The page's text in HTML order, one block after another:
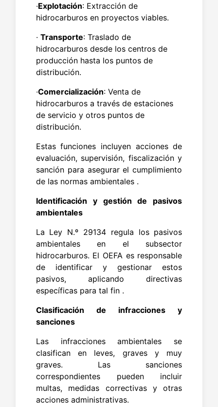
·Explotación: Extracción de
hidrocarburos en proyectos viables.
· Transporte: Traslado de
hidrocarburos desde los centros de
producción hasta los puntos de
distribución.
·Comercialización: Venta de
hidrocarburos a través de estaciones
de servicio y otros puntos de
distribución.
Estas funciones incluyen acciones de
evaluación, supervisión, fiscalización y
sanción para asegurar el cumplimiento
de las normas ambientales .
Identificación y gestión de pasivos
ambientales
La Ley N.º 29134 regula los pasivos
ambientales en el subsector
hidrocarburos. El OEFA es responsable
de identificar y gestionar estos
pasivos, aplicando directivas
específicas para tal fin .
Clasificación de infracciones y
sanciones
Las infracciones ambientales se
clasifican en leves, graves y muy
graves. Las sanciones
correspondientes pueden incluir
multas, medidas correctivas y otras
acciones administrativas.